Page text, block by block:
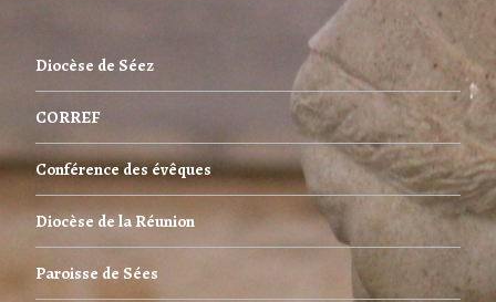
Diocèse de Séez
CORREF
Conférence des évêques
Diocèse de la Réunion
Paroisse de Sées